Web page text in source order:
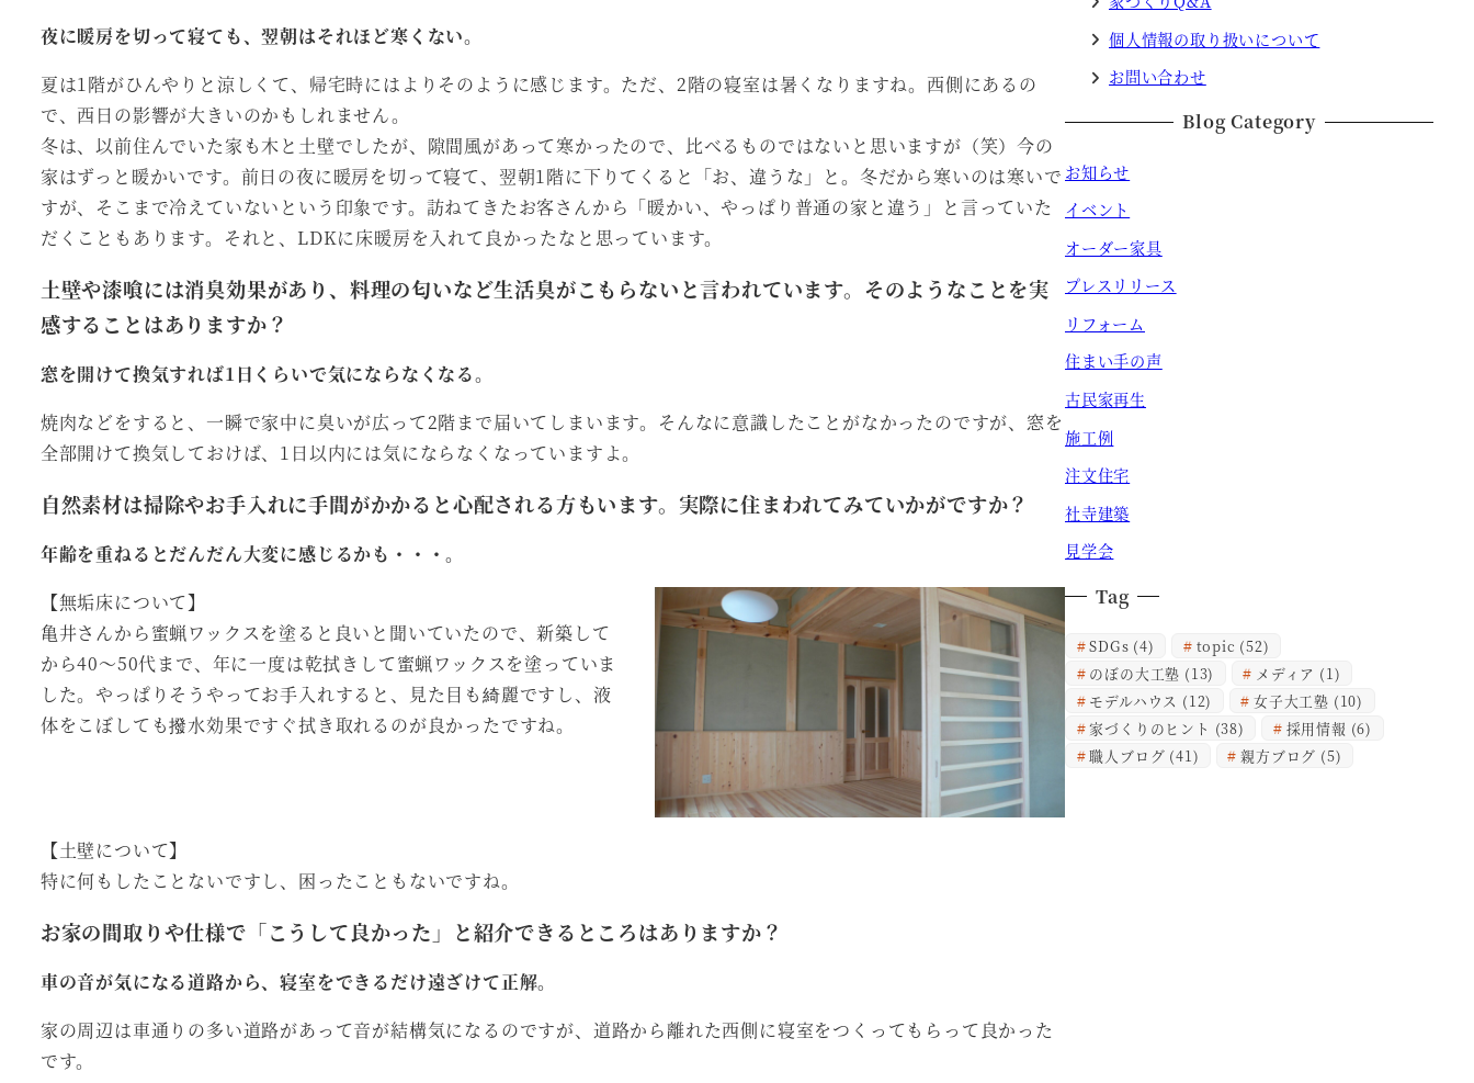
夜に暖房を切って寝ても、翌朝はそれほど寒くない。
夏は1階がひんやりと涼しくて、帰宅時にはよりそのように感じます。ただ、2階の寝室は暑くなりますね。西側にあるの
で、西日の影響が大きいのかもしれません。
冬は、以前住んでいた家も木と土壁でしたが、隙間風があって寒かったので、比べるものではないと思いますが（笑）今の
家はずっと暖かいです。前日の夜に暖房を切って寝て、翌朝1階に下りてくると「お、違うな」と。冬だから寒いのは寒いで
すが、そこまで冷えていないという印象です。訪ねてきたお客さんから「暖かい、やっぱり普通の家と違う」と言っていた
だくこともあります。それと、LDKに床暖房を入れて良かったなと思っています。
土壁や漆喰には消臭効果があり、料理の匂いなど生活臭がこもらないと言われています。そのようなことを実
感することはありますか？
窓を開けて換気すれば1日くらいで気にならなくなる。
焼肉などをすると、一瞬で家中に臭いが広って2階まで届いてしまいます。そんなに意識したことがなかったのですが、窓を
全部開けて換気しておけば、1日以内には気にならなくなっていますよ。
自然素材は掃除やお手入れに手間がかかると心配される方もいます。実際に住まわれてみていかがですか？
年齢を重ねるとだんだん大変に感じるかも・・・。
【無垢床について】
亀井さんから蜜蝋ワックスを塗ると良いと聞いていたので、新築して
から40～50代まで、年に一度は乾拭きして蜜蝋ワックスを塗っていま
した。やっぱりそうやってお手入れすると、見た目も綺麗ですし、液
体をこぼしても撥水効果ですぐ拭き取れるのが良かったですね。
【土壁について】
特に何もしたことないですし、困ったこともないですね。
お家の間取りや仕様で「こうして良かった」と紹介できるところはありますか？
車の音が気になる道路から、寝室をできるだけ遠ざけて正解。
家の周辺は車通りの多い道路があって音が結構気になるのですが、道路から離れた西側に寝室をつくってもらって良かった
です。
個人情報の取り扱いについて
お問い合わせ
Blog Category
お知らせ
イベント
オーダー家具
プレスリリース
リフォーム
住まい手の声
古民家再生
施工例
注文住宅
社寺建築
見学会
Tag
SDGs (4) topic (52)
のぼの大工塾 (13) メディア (1)
モデルハウス (12) 女子大工塾 (10)
家づくりのヒント (38) 採用情報 (6)
職人ブログ (41) 親方ブログ (5)